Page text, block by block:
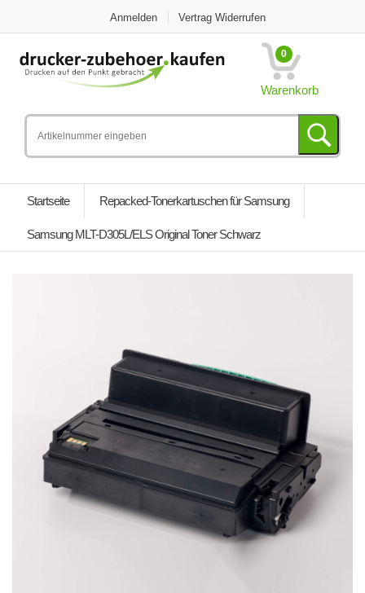
Anmelden Vertrag Widerrufen
0
Warenkorb
Startseite Repacked-Tonerkartuschen für Samsung
Samsung MLT-D305L/ELS Original Toner Schwarz